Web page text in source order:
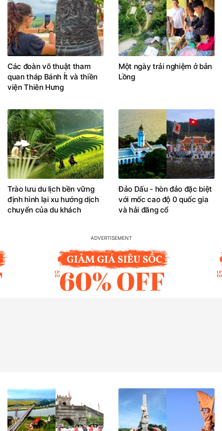
Các đoàn võ thuật tham
quan tháp Bánh Ít và thiền
viện Thiên Hưng
Một ngày trải nghiệm ở bản
Lồng
Trào lưu du lịch bền vững
định hình lại xu hướng dịch
chuyển của du khách
Đảo Dấu - hòn đảo đặc biệt
với mốc cao độ 0 quốc gia
và hải đăng cổ